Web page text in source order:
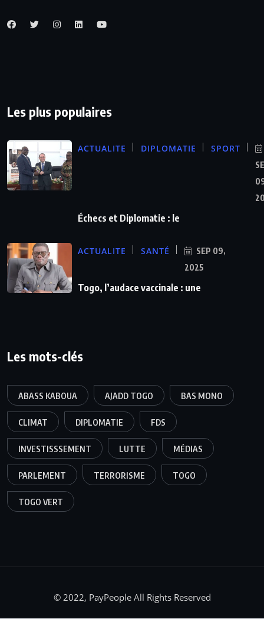
Les plus populaires
ACTUALITE DIPLOMATIE SPORT
Échecs et Diplomatie : le
ACTUALITE SANTÉ
SEP 09,
2025
Togo, l’audace vaccinale : une
Les mots-clés
ABASS KABOUA AJADD TOGO BAS MONO
CLIMAT DIPLOMATIE FDS
INVESTISSSEMENT LUTTE MÉDIAS
PARLEMENT TERRORISME TOGO
TOGO VERT
© 2022, PayPeople All Rights Reserved